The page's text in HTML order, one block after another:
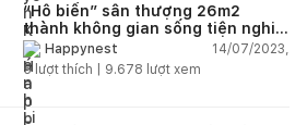
“Hô biến” sân thượng 26m2
thành không gian sống tiện nghi
với chi phí hoàn thiện 150 triệu
đồng
Happynest
14/07/2023,
5lượt thích | 9.678 lượt xem